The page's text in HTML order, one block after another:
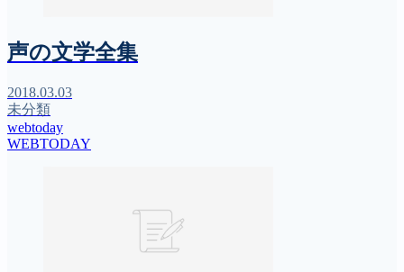
声の文学全集
2018.03.03
未分類
webtoday
WEBTODAY